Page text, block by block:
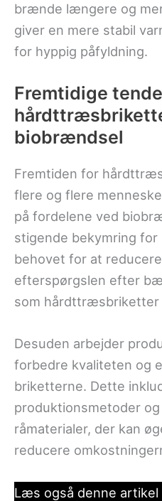
brænde længere og
giver en mere stabil
for hyppig påfyldning.
Fremtidige
biobrændsel
Fremtiden for
flere og flere
på fordelene ved
stigende bekymring
behovet for at
efterspørgslen efter
som hårdttræsbriketter
Desuden arbejder
forbedre kvaliteten og
briketterne. Dette
produktionsmetoder
råmaterialer, der kan
reducere
Læs også denne artikel